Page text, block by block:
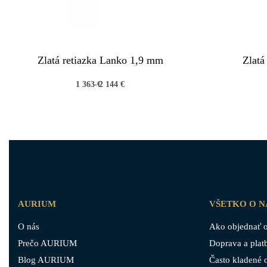
Zlatá retiazka Lanko 1,9 mm
1 363€2 144 €
AURIUM
O nás
Prečo AURIUM
Blog AURIUM
VŠETKO O
Ako objednať
Doprava a
Často kladené